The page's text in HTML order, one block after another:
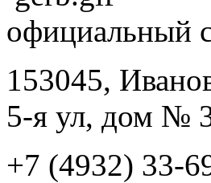
официальный
153045,
5-я ул, дом №
+7 (4932) 33-